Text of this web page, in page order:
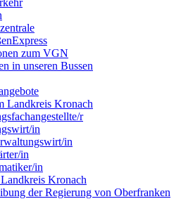
zum VGN
in unseren Bussen
Landkreis Kronach
r
in
in
in
in
Kronach
der Regierung von Oberfranken